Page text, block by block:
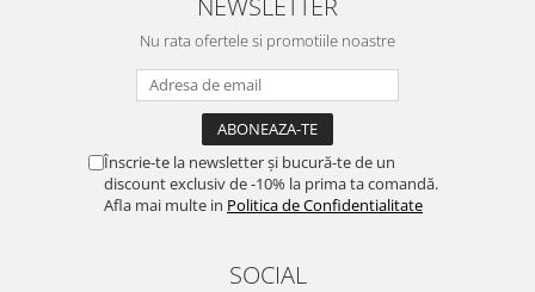
Nu rata ofertele si promotiile noastre
Înscrie-te la newsletter și bucură-te de un
discount exclusiv de -10% la prima ta comandă.
Afla mai multe in Politica de Confidentialitate
SOCIAL